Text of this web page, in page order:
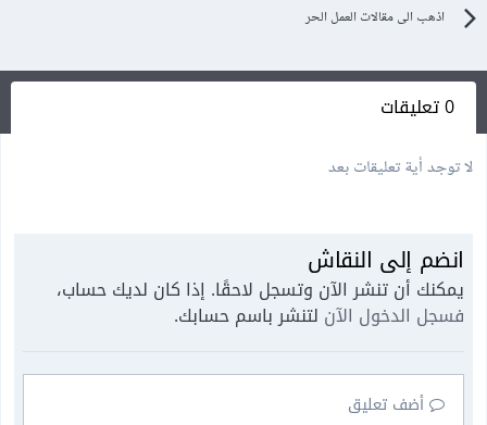
اذهب الى مقالات العمل الحر
0 تعليقات
لا توجد أية تعليقات بعد
انضم إلى النقاش
يمكنك أن تنشر الآن وتسجل لاحقًا. إذا كان لديك حساب،
فسجل الدخول الآن لتنشر باسم حسابك.
أضف تعليق